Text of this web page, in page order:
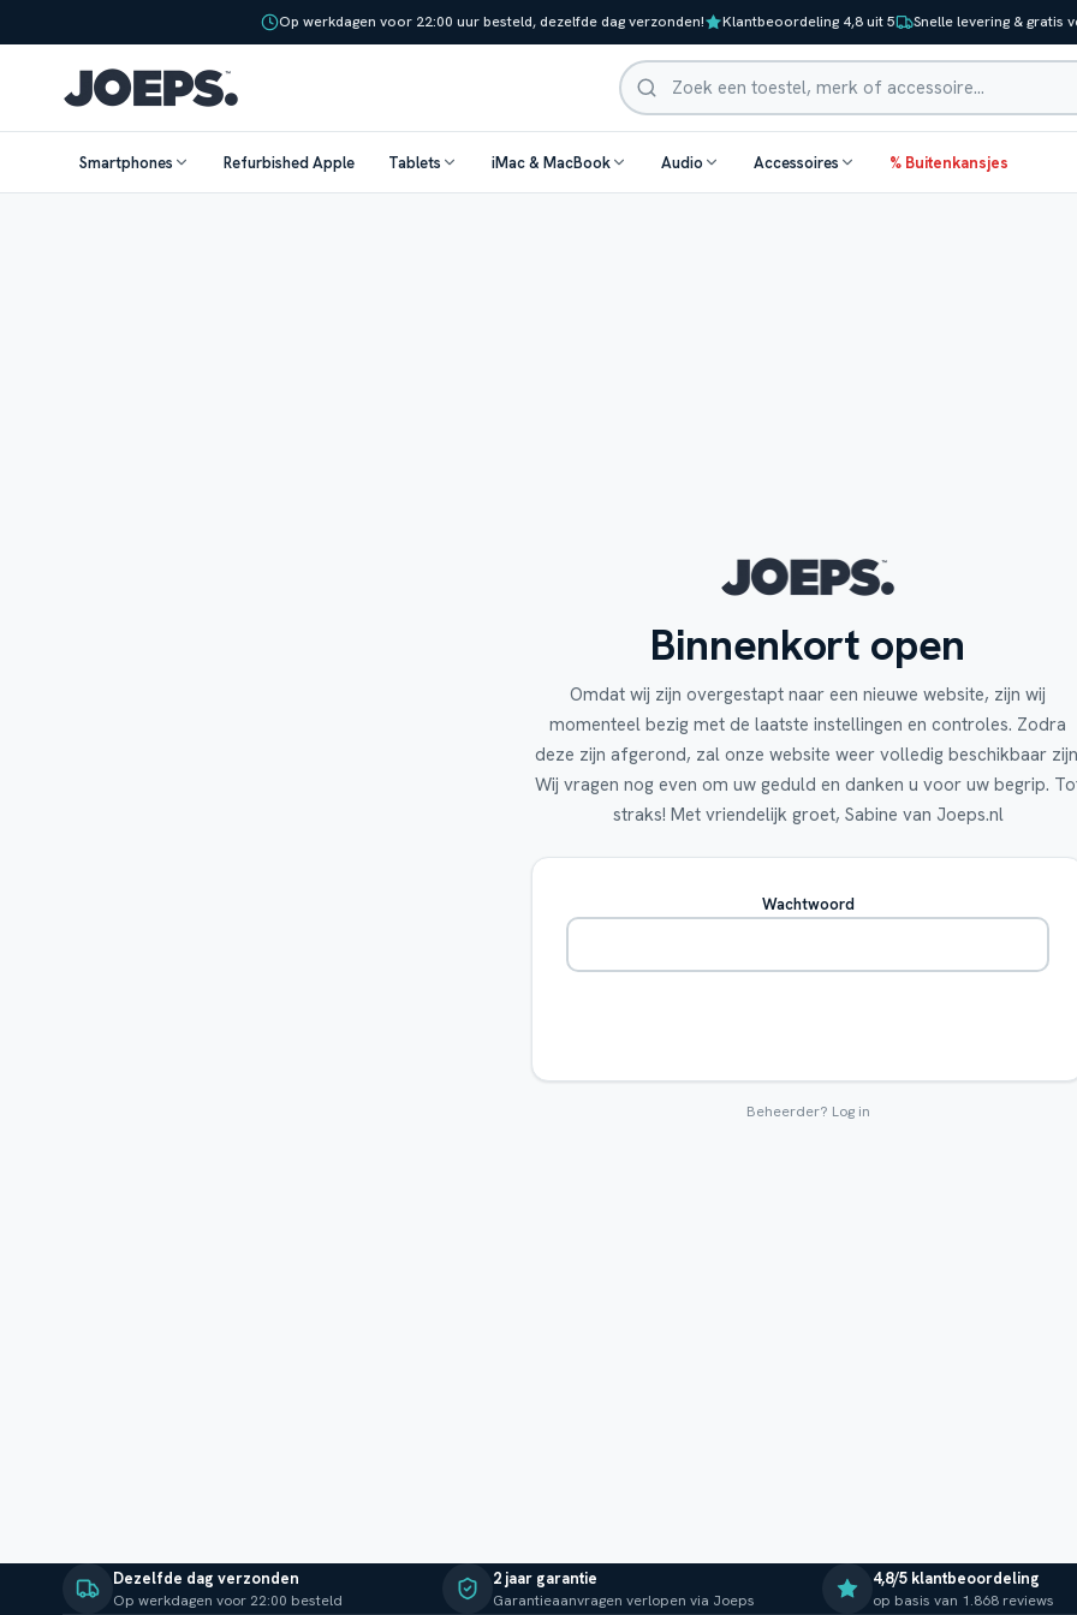
Op werkdagen voor 22:00 uur besteld, dezelfde dag verzonden! Klantbeoordeling 4,8 uit 5 Snelle levering & gratis
Zoeken
Smartphones Refurbished Apple Tablets iMac & MacBook Audio Accessoires % Buitenkansjes
Binnenkort open
Omdat wij zijn overgestapt naar een nieuwe website, zijn wij
momenteel bezig met de laatste instellingen en controles. Zodra
deze zijn afgerond, zal onze website weer volledig beschikbaar
Wij vragen nog even om uw geduld en danken u voor uw begrip.
straks! Met vriendelijk groet, Sabine van Joeps.nl
Wachtwoord
Beheerder? Log in
Dezelfde dag verzonden
Op werkdagen voor 22:00 besteld
2 jaar garantie
Garantieaanvragen verlopen via Joeps
4,8/5 klantbeoordeling
op basis van 1.868 reviews